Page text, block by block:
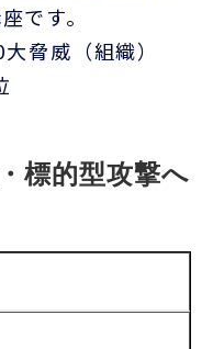
です。
脅威（組織）
標的型攻撃へ